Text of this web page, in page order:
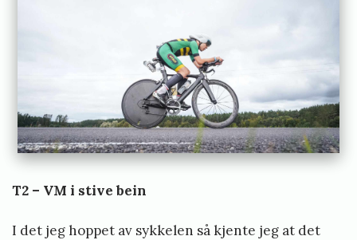
T2 – VM i stive bein
I det jeg hoppet av sykkelen så kjente jeg at det